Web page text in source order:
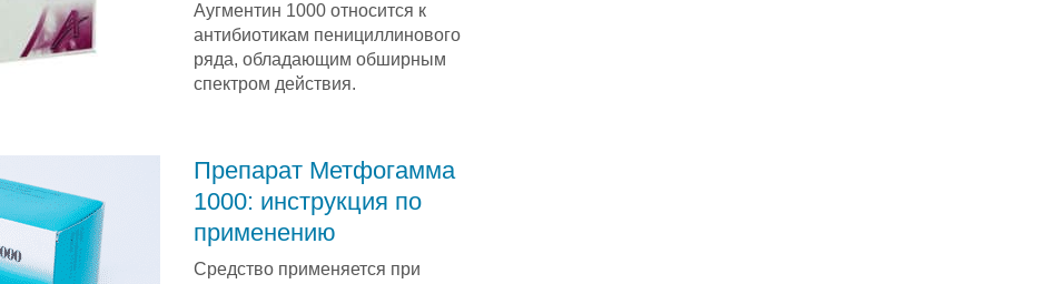
Аугментин 1000 относится к
антибиотикам пенициллинового
ряда, обладающим обширным
спектром действия.
Препарат Метфогамма
1000: инструкция по
применению
Средство применяется при